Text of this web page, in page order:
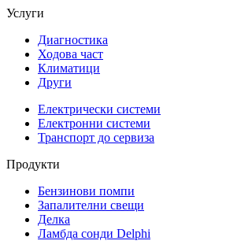
Услуги
Диагностика
Ходова част
Климатици
Други
Електрически системи
Електронни системи
Транспорт до сервиза
Продукти
Бензинови помпи
Запалителни свещи
Делка
Ламбда сонди Delphi